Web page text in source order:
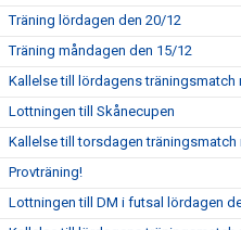
Träning lördagen den 20/12
Träning måndagen den 15/12
Kallelse till lördagens
Lottningen till Skånecupen
Kallelse till torsdagen träningsmatch
Provträning!
Lottningen till DM i futsal lördagen